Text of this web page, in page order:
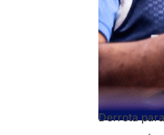
Derrota